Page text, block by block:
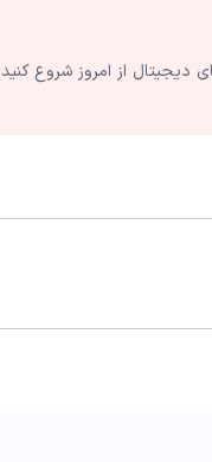
دیجیتال از امروز شروع کنید